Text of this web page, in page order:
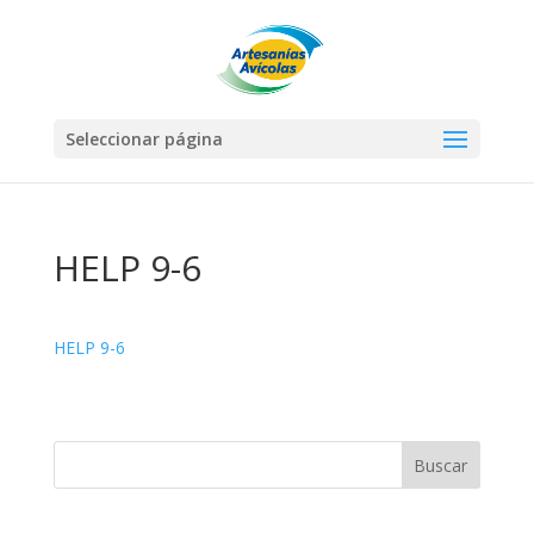
Seleccionar página
HELP 9-6
HELP 9-6